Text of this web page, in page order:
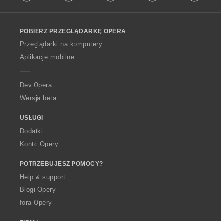
w
O
p
a
POBIERZ PRZEGLĄDARKĘ OPERA
Przeglądarki na komputery
Aplikacje mobilne
Dev.Opera
Wersja beta
USŁUGI
Dodatki
Konto Opery
POTRZEBUJESZ POMOCY?
Help & support
Blogi Opery
fora Opery